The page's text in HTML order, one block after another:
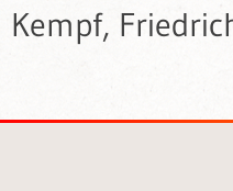
Kempf,